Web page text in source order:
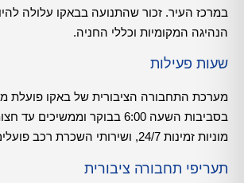
במרכז העיר. זכור שהתנועה בבאקו עלולה
הנהיגה המקומיות וכללי החניה.
שעות פעילות
מערכת התחבורה הציבורית של באקו פועלת
מוניות זמינות 24/7, ושירותי השכרת רכב פועלים בדרך כלל בשעות העבודה הרגילות.
תעריפי תחבורה ציבורית